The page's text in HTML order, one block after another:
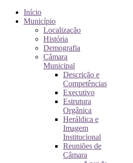
Início
Município
Localização
História
Demografia
Câmara
Municipal
Descrição e
Competências
Executivo
Estrutura
Orgânica
Heráldica e
Imagem
Institucional
Reuniões de
Câmara